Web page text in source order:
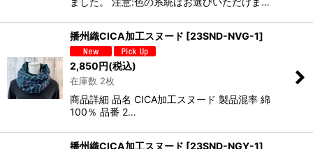
播州織CICA加工スヌード [23SND-NVG-1]
2,850 円(税込)
在庫数 2枚
商品詳細 品名 CICA加工スヌード 製品混率 綿
100％ 品番 2…
播州織CICA加工スヌード [23SND-NGY-1]